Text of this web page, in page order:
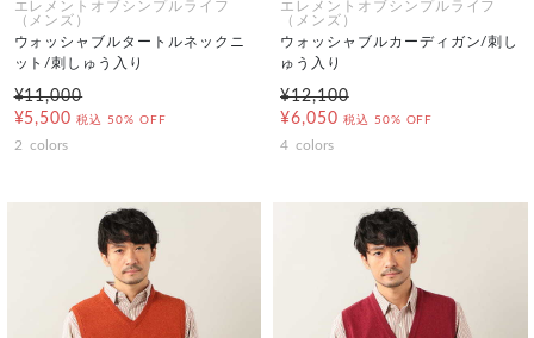
エレメントオブシンプルライフ
（メンズ）
ウォッシャブルタートルネックニ
ット/刺しゅう入り
¥11,000
¥5,500 税込 50% OFF
2 colors
エレメントオブシンプルライフ
（メンズ）
ウォッシャブルカーディガン/刺し
ゅう入り
¥12,100
¥6,050 税込 50% OFF
4 colors